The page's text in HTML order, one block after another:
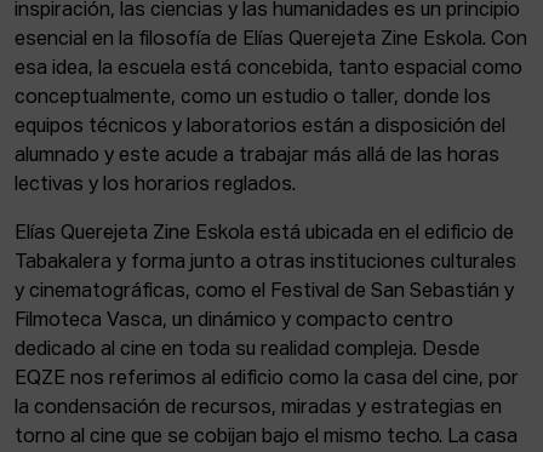
Facebook Equis Instagram
© Elías Querejeta Zine Eskola 2026
Tabakalera · Andre zigarrogileak plaza, 1
20012 Donostia / San Sebastián
T. 0034 943 545 005
E. info@zine-eskola.eus
inspiración, las ciencias y las humanidades es un principio
esencial en la filosofía de Elías Querejeta Zine Eskola. Con
esa idea, la escuela está concebida, tanto espacial como
conceptualmente, como un estudio o taller, donde los
equipos técnicos y laboratorios están a disposición del
alumnado y este acude a trabajar más allá de las horas
lectivas y los horarios reglados.
Elías Querejeta Zine Eskola está ubicada en el edificio de
Tabakalera y forma junto a otras instituciones culturales
y cinematográficas, como el Festival de San Sebastián y
Filmoteca Vasca, un dinámico y compacto centro
dedicado al cine en toda su realidad compleja. Desde
EQZE nos referimos al edificio como la casa del cine, por
la condensación de recursos, miradas y estrategias en
torno al cine que se cobijan bajo el mismo techo. La casa